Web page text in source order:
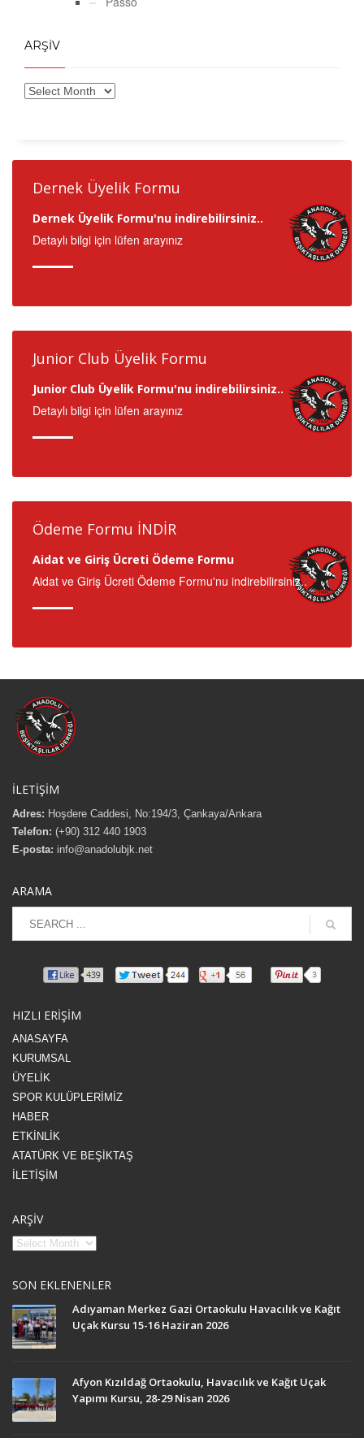
ARŞİV
Dernek Üyelik Formu
Dernek Üyelik Formu'nu indirebilirsiniz..
Detaylı bilgi için lüfen arayınız
Junior Club Üyelik Formu
Junior Club Üyelik Formu'nu indirebilirsiniz..
Detaylı bilgi için lüfen arayınız
Ödeme Formu İNDİR
Aidat ve Giriş Ücreti Ödeme Formu
Aidat ve Giriş Ücreti Ödeme Formu'nu indirebilirsiniz..
İLETİŞİM
Adres: Hoşdere Caddesi, No:194/3, Çankaya/Ankara
Telefon: (+90) 312 440 1903
E-posta: info@anadolubjk.net
ARAMA
HIZLI ERİŞİM
ANASAYFA
KURUMSAL
ÜYELİK
SPOR KULÜPLERİMİZ
HABER
ETKİNLİK
ATATÜRK VE BEŞİKTAŞ
İLETİŞİM
ARŞİV
SON EKLENENLER
Adıyaman Merkez Gazi Ortaokulu Havacılık ve Kağıt
Uçak Kursu 15-16 Haziran 2026
Afyon Kızıldağ Ortaokulu, Havacılık ve Kağıt Uçak
Yapımı Kursu, 28-29 Nisan 2026